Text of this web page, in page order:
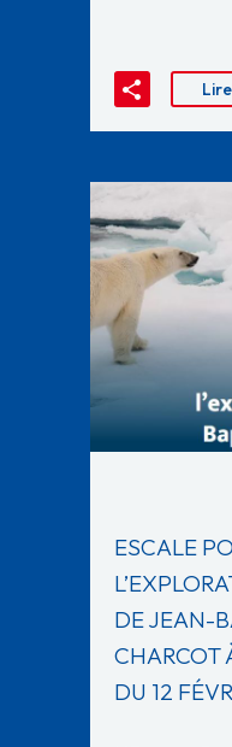
ESCALE
DE JEAN-
CHARCOT
DU 12